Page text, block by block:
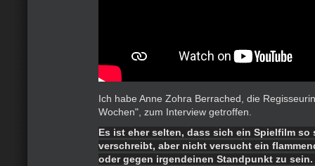
Ich habe Anne Zohra Berrached, die
Wochen", zum Interview getroffen.
Es ist eher selten, dass sich ein Spielfilm so
verschreibt, aber nicht versucht ein
oder gegen irgendeinen Standpunkt zu